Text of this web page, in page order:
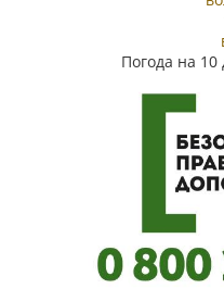
Погода на 10